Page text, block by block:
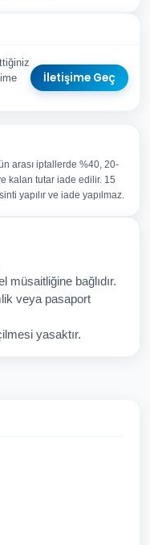
İletişime Geç
İptal Gönder
arası iptallerde %40, 20-
kalan tutar iade edilir. 15
yapılır ve iade yapılmaz.
müsaitliğine bağlıdır.
veya pasaport
yasaktır.